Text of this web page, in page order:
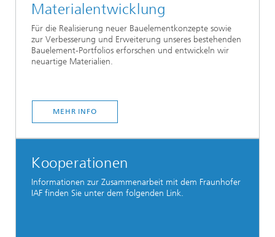
Materialentwicklung
Für die Realisierung neuer Bauelementkonzepte sowie
zur Verbesserung und Erweiterung unseres bestehenden
Bauelement-Portfolios erforschen und entwickeln wir
neuartige Materialien.
MEHR INFO
Kooperationen
Informationen zur Zusammenarbeit mit dem Fraunhofer
IAF finden Sie unter dem folgenden Link.